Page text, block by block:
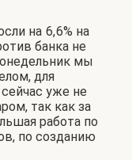
на 6,6% на
банка не
мы
для
уже не
так как за
работа по
по созданию